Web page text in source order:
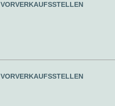
VORVERKAUFSSTELLEN
VORVERKAUFSSTELLEN